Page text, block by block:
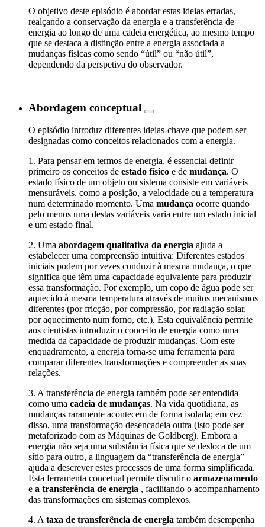
O objetivo deste episódio é abordar estas ideias erradas,
realçando a conservação da energia e a transferência de
energia ao longo de uma cadeia energética, ao mesmo tempo
que se destaca a distinção entre a energia associada a
mudanças físicas como sendo “útil” ou “não útil”,
dependendo da perspetiva do observador.
Abordagem conceptual
O episódio introduz diferentes ideias-chave que podem ser
designadas como conceitos relacionados com a energia.
1. Para pensar em termos de energia, é essencial definir
primeiro os conceitos de estado físico e de mudança. O
estado físico de um objeto ou sistema consiste em variáveis
mensuráveis, como a posição, a velocidade ou a temperatura
num determinado momento. Uma mudança ocorre quando
pelo menos uma destas variáveis varia entre um estado inicial
e um estado final.
2. Uma abordagem qualitativa da energia ajuda a
estabelecer uma compreensão intuitiva: Diferentes estados
iniciais podem por vezes conduzir à mesma mudança, o que
significa que têm uma capacidade equivalente para produzir
essa transformação. Por exemplo, um copo de água pode ser
aquecido à mesma temperatura através de muitos mecanismos
diferentes (por fricção, por compressão, por radiação solar,
por aquecimento num forno, etc.). Esta equivalência permite
aos cientistas introduzir o conceito de energia como uma
medida da capacidade de produzir mudanças. Com este
enquadramento, a energia torna-se uma ferramenta para
comparar diferentes transformações e compreender as suas
relações.
3. A transferência de energia também pode ser entendida
como uma cadeia de mudanças. Na vida quotidiana, as
mudanças raramente acontecem de forma isolada; em vez
disso, uma transformação desencadeia outra (isto pode ser
metaforizado com as Máquinas de Goldberg). Embora a
energia não seja uma substância física que se desloca de um
sítio para outro, a linguagem da “transferência de energia”
ajuda a descrever estes processos de uma forma simplificada.
Esta ferramenta concetual permite discutir o armazenamento
e a transferência de energia , facilitando o acompanhamento
das transformações em sistemas complexos.
4. A taxa de transferência de energia também desempenha